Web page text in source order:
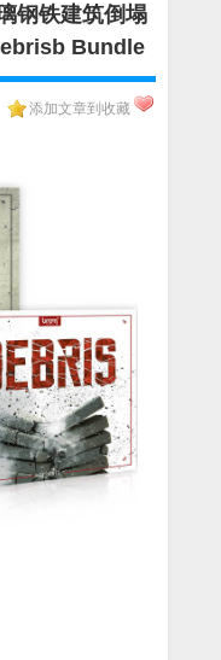
钢铁建筑倒塌
Bundle
添加文章到收藏